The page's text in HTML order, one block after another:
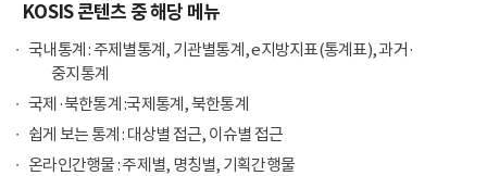
KOSIS 콘텐츠 중 해당 메뉴
국내통계 : 주제별통계, 기관별통계, e지방지표(통계표), 과거·
중지통계
국제·북한통계 :국제통계, 북한통계
쉽게 보는 통계 : 대상별 접근, 이슈별 접근
온라인간행물 : 주제별, 명칭별, 기획간행물